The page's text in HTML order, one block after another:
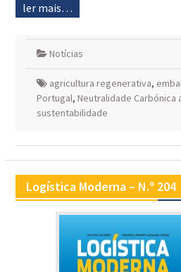
ler mais…
Notícias
agricultura regenerativa,
Portugal, Neutralidade Carbónica
sustentabilidade
Logística Moderna – N.º 204